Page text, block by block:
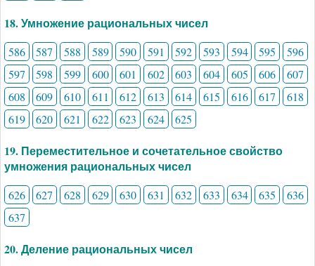
18. Умножение рациональных чисел
586 587 588 589 590 591 592 593 594 595
596
597
598 599 600 601 602 603 604 605 606
607
608
609 610 611 612 613 614 615 616 617
618
619
620 621 622 623 624 625
19. Переместительное и сочетательное свойство
умножения рациональных чисел
626 627 628 629 630 631 632 633 634 635
636
637
20. Деление рациональных чисел